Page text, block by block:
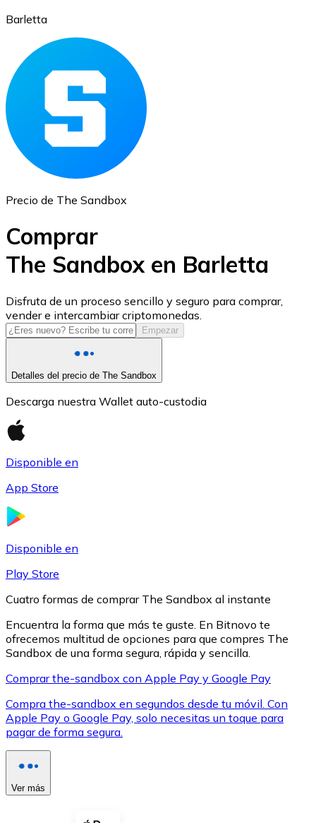
Ethereum
ETH
USD Coin
USDC
XRP
XRP
Ver todo
Barletta
Precio de The Sandbox
Comprar
The Sandbox en Barletta
Disfruta de un proceso sencillo y seguro para comprar,
vender e intercambiar criptomonedas.
Empezar
Detalles del precio de The Sandbox
Descarga nuestra Wallet auto-custodia
Disponible en
App Store
Disponible en
Play Store
Cuatro formas de comprar The Sandbox al instante
Encuentra la forma que más te guste. En Bitnovo te
ofrecemos multitud de opciones para que compres The
Sandbox de una forma segura, rápida y sencilla.
Comprar the-sandbox con Apple Pay y Google Pay
Compra the-sandbox en segundos desde tu móvil. Con
Apple Pay o Google Pay, solo necesitas un toque para
pagar de forma segura.
Ver más